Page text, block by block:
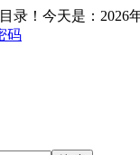
录！ 今天是：2026
码